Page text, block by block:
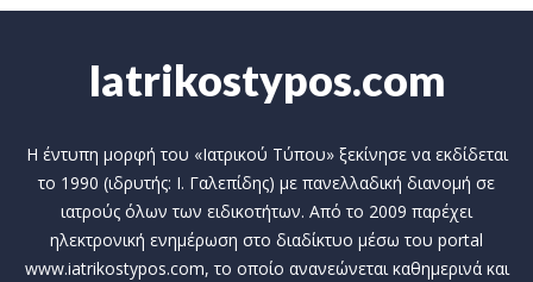
Iatrikostypos.com
Η έντυπη μορφή του «Ιατρικού Τύπου» ξεκίνησε να εκδίδεται
το 1990 (ιδρυτής: Ι. Γαλεπίδης) με πανελλαδική διανομή σε
ιατρούς όλων των ειδικοτήτων. Από το 2009 παρέχει
ηλεκτρονική ενημέρωση στο διαδίκτυο μέσω του portal
www.iatrikostypos.com, το οποίο ανανεώνεται καθημερινά και